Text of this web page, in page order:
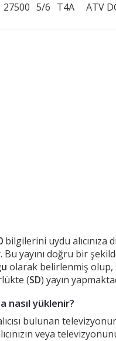
27500 5/6 T4A ATV
bilgilerini uydu alıcınıza
yayını doğru bir
olarak belirlenmiş olup,
(SD) yayın
nasıl yüklenir?
bulunan
veya